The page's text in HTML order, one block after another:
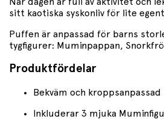
sitt kaotiska syskonliv för lite
Puffen är anpassad för barns
tygfigurer: Muminpappan,
Produktfördelar
Bekväm och
Inkluderar 3 mjuka